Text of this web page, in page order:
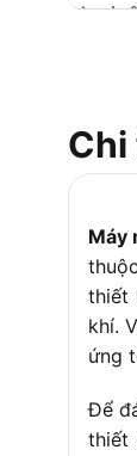
Loại
Chi
Máy
thiết
khí.
ứng
Để
thiết